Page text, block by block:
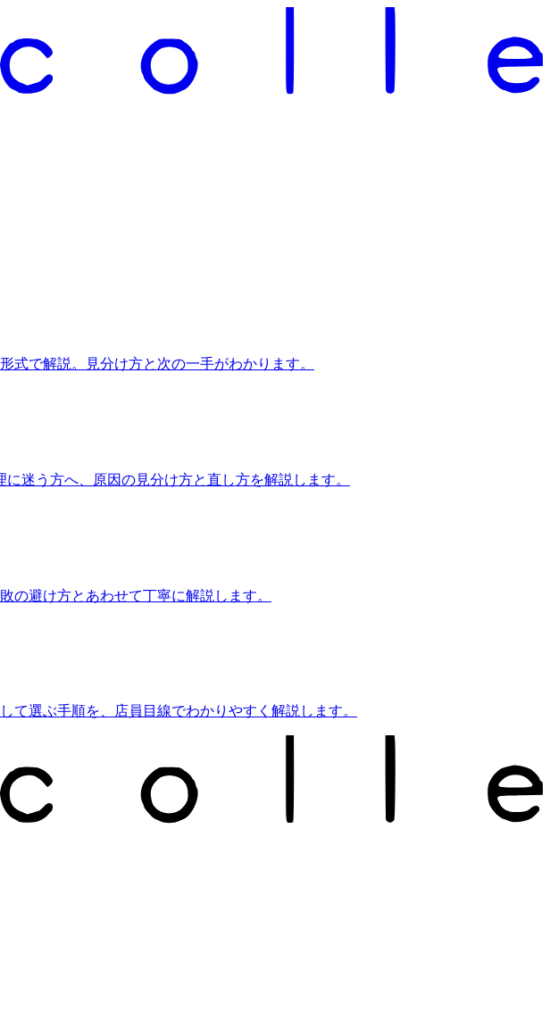
で解説。見分け方と次の一手がわかります。
迷う方へ、原因の見分け方と直し方を解説します。
の避け方とあわせて丁寧に解説します。
選ぶ手順を、店員目線でわかりやすく解説します。